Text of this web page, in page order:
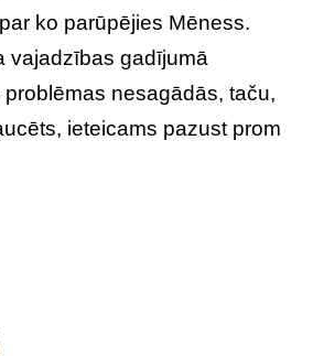
ko parūpējies Mēness.
vajadzības gadījumā
nesagādās, taču,
ieteicams pazust prom